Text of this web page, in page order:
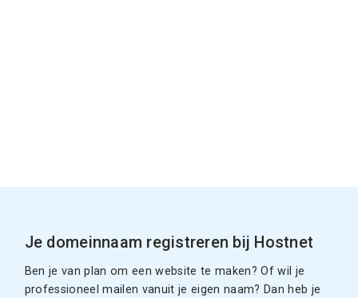
Je domeinnaam registreren bij Hostnet
Ben je van plan om een website te maken? Of wil je
professioneel mailen vanuit je eigen naam? Dan heb je